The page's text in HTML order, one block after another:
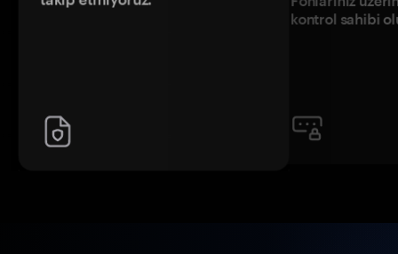
kontrol sahibi